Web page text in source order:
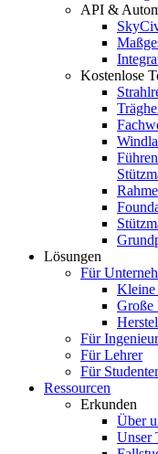
API &
Kostenlose
Lösungen
Für
Kleine
Große
Für
Für Lehrer
Für
Ressourcen
Erkunden
Über
Unser